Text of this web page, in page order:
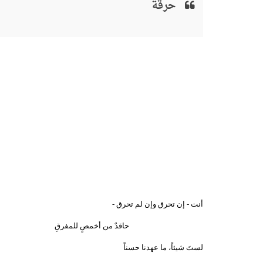
حرقة
أنت - إن تحرق وإن لم تحرق -
حاقدٌ من أخمصٍ للمفرقِ
لستَ شيئاً، ما عهدنا حسناً